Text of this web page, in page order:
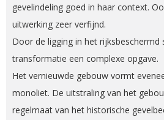
gevelindeling goed in haar context.
uitwerking zeer verfijnd.
Door de ligging in het rijksbeschermd
transformatie een complexe opgave.
Het vernieuwde gebouw vormt
monoliet. De uitstraling van het
regelmaat van het historische